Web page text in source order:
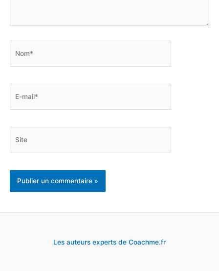
Les auteurs experts de Coachme.fr